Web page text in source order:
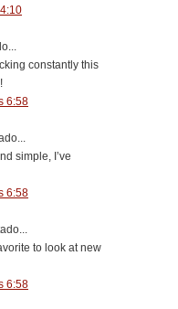
constantly this
6:58
simple, I’ve
6:58
to look at new
6:58